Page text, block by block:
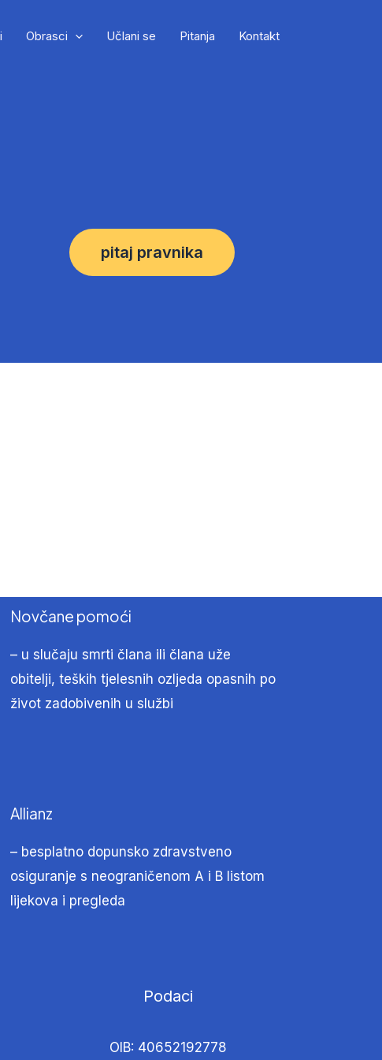
Obrasci Učlani se Pitanja Kontakt
pitaj pravnika
Novčane pomoći
– u slučaju smrti člana ili člana uže
obitelji, teških tjelesnih ozljeda opasnih po
život zadobivenih u službi
Allianz
– besplatno dopunsko zdravstveno
osiguranje s neograničenom A i B listom
lijekova i pregleda
Podaci
OIB: 40652192778